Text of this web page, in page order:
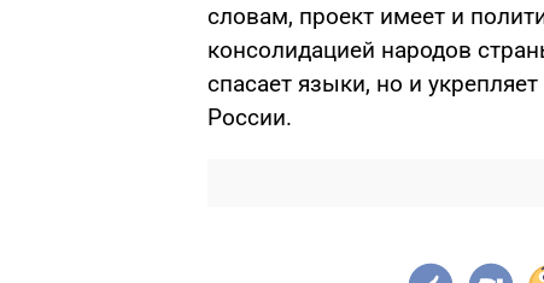
словам, проект имеет и
консолидацией народов
спасает языки, но и
России.